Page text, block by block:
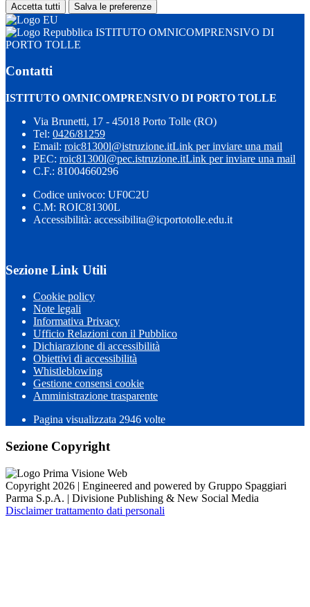
Accetta tutti Salva le preferenze
ISTITUTO OMNICOMPRENSIVO DI
PORTO TOLLE
Contatti
ISTITUTO OMNICOMPRENSIVO DI PORTO TOLLE
Via Brunetti, 17 - 45018 Porto Tolle (RO)
Tel: 0426/81259
Email: roic81300l@istruzione.itLink per inviare una mail
PEC: roic81300l@pec.istruzione.itLink per inviare una mail
C.F.: 81004660296
Codice univoco: UF0C2U
C.M: ROIC81300L
Accessibilità: accessibilita@icportotolle.edu.it
Sezione Link Utili
Cookie policy
Note legali
Informativa Privacy
Ufficio Relazioni con il Pubblico
Dichiarazione di accessibilità
Obiettivi di accessibilità
Whistleblowing
Gestione consensi cookie
Amministrazione trasparente
Pagina visualizzata 2946 volte
Sezione Copyright
Copyright 2026 | Engineered and powered by Gruppo Spaggiari
Parma S.p.A. | Divisione Publishing & New Social Media
Disclaimer trattamento dati personali